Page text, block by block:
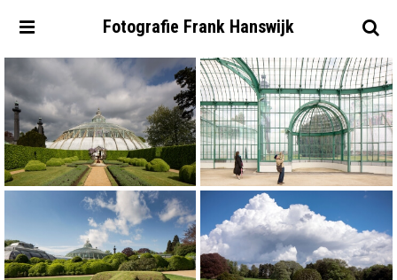
Fotografie Frank Hanswijk